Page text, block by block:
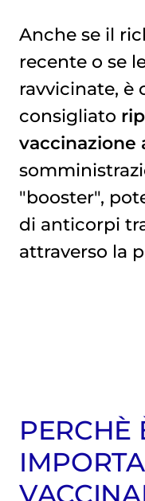
Anche se il
recente o se
ravvicinate, è
consigliato
vaccinazione
"booster",
di anticorpi
attraverso la
PERCHÈ